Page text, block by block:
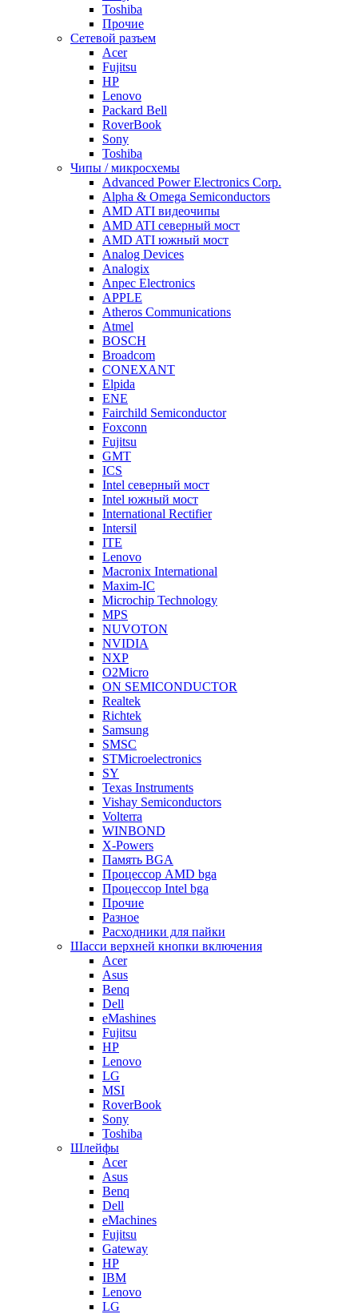
Toshiba
Прочие
Сетевой разъем
Acer
Fujitsu
HP
Lenovo
Packard Bell
RoverBook
Sony
Toshiba
Чипы / микросхемы
Advanced Power Electronics Corp.
Alpha & Omega Semiconductors
AMD ATI видеочипы
AMD ATI северный мост
AMD ATI южный мост
Analog Devices
Analogix
Anpec Electronics
APPLE
Atheros Communications
Atmel
BOSCH
Broadcom
CONEXANT
Elpida
ENE
Fairchild Semiconductor
Foxconn
Fujitsu
GMT
ICS
Intel северный мост
Intel южный мост
International Rectifier
Intersil
ITE
Lenovo
Macronix International
Maxim-IC
Microchip Technology
MPS
NUVOTON
NVIDIA
NXP
O2Micro
ON SEMICONDUCTOR
Realtek
Richtek
Samsung
SMSC
STMicroelectronics
SY
Texas Instruments
Vishay Semiconductors
Volterra
WINBOND
X-Powers
Память BGA
Процессор AMD bga
Процессор Intel bga
Прочие
Разное
Расходники для пайки
Шасси верхней кнопки включения
Acer
Asus
Benq
Dell
eMashines
Fujitsu
HP
Lenovo
LG
MSI
RoverBook
Sony
Toshiba
Шлейфы
Acer
Asus
Benq
Dell
eMachines
Fujitsu
Gateway
HP
IBM
Lenovo
LG